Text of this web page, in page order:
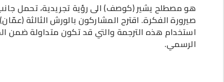
هو مصطلح يشير (كوصف) الى رؤية تجريدية، تحمل
صيرورة الفكرة. اقترح المشاركون بالورش الثالثة
استخدام هذه الترجمة والتي قد تكون متداولة ضمن
الرسمي.